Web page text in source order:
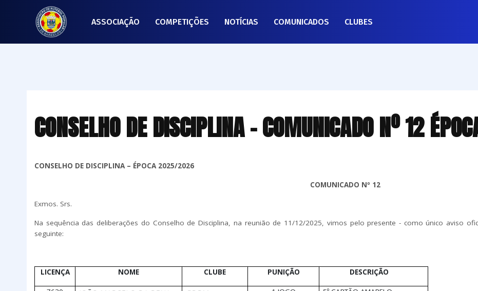
ASSOCIAÇÃO COMPETIÇÕES NOTÍCIAS COMUNICADOS CLUBES
CONSELHO DE DISCIPLINA - COMUNICADO Nº 12
CONSELHO DE DISCIPLINA – ÉPOCA 2025/2026
COMUNICADO Nº 12
Exmos. Srs.
Na sequência das deliberações do Conselho de Disciplina, na reunião de 11/12/2025, vimos pelo presente - como único aviso
seguinte:
LICENÇA NOME CLUBE PUNIÇÃO DESCRIÇÃO